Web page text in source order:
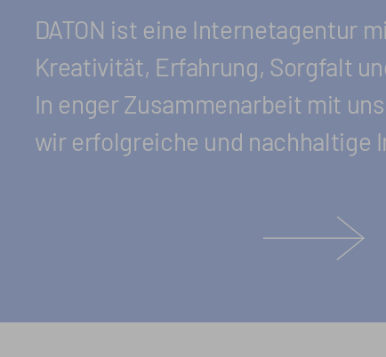
DATON ist eine Internet­agentur
Kreativität, Erfah­rung, Sorgfalt
In enger Zusammen­arbeit mit
wir erfolg­reiche und nach­haltige